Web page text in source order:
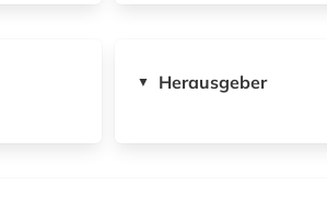
▼ Herausgeber